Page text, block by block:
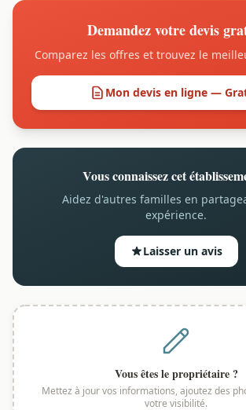
Demandez votre devis
Comparez les offres et trouvez le
Mon devis en ligne —
Vous connaissez cet
Aidez d'autres familles en
expérience.
Laisser un avis
Vous êtes le propriétaire ?
Mettez à jour vos informations, ajoutez des
votre visibilité.